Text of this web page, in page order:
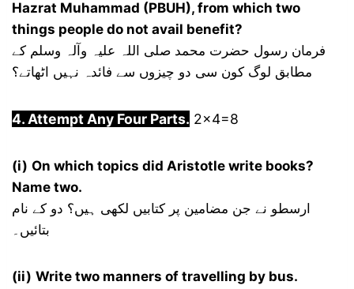
Hazrat Muhammad (PBUH), from which two
things people do not avail benefit?
فرمان رسول حضرت محمد صلی اللہ علیہ وآلہ وسلم کے
مطابق لوگ کون سی دو چیزوں سے فائدہ نہیں اٹھاتے؟
4. Attempt Any Four Parts. 2×4=8
(i) On which topics did Aristotle write books?
Name two.
ارسطو نے جن مضامین پر کتابیں لکھی ہیں؟ دو کے نام
بتائیں۔
(ii) Write two manners of travelling by bus.